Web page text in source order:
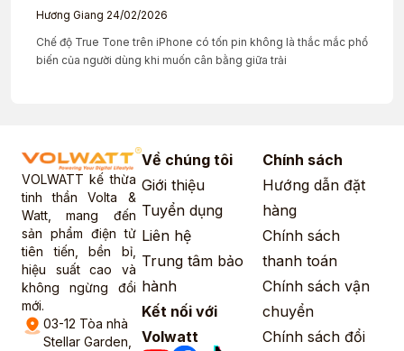
Hương Giang 24/02/2026
Chế độ True Tone trên iPhone có tốn pin không là thắc mắc phổ
biến của người dùng khi muốn cân bằng giữa trải
VOLWATT kế thừa
tinh thần Volta &
Watt, mang đến
sản phẩm điện tử
tiên tiến, bền bỉ,
hiệu suất cao và
không ngừng đổi
mới.
03-12 Tòa nhà
Stellar Garden,
Về chúng tôi
Giới thiệu
Tuyển dụng
Liên hệ
Trung tâm bảo
hành
Kết nối với
Volwatt
Chính sách
Hướng dẫn đặt
hàng
Chính sách
thanh toán
Chính sách vận
chuyển
Chính sách đổi